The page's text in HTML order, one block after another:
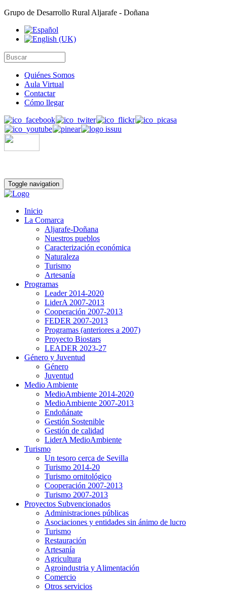
Grupo de Desarrollo Rural Aljarafe - Doñana
Quiénes Somos
Aula Virtual
Contactar
Cómo llegar
Toggle navigation
Inicio
La Comarca
Aljarafe-Doñana
Nuestros pueblos
Caracterización económica
Naturaleza
Turismo
Artesanía
Programas
Leader 2014-2020
LiderA 2007-2013
Cooperación 2007-2013
FEDER 2007-2013
Programas (anteriores a 2007)
Proyecto Biostars
LEADER 2023-27
Género y Juventud
Género
Juventud
Medio Ambiente
MedioAmbiente 2014-2020
MedioAmbiente 2007-2013
Endoñánate
Gestión Sostenible
Gestión de calidad
LiderA MedioAmbiente
Turismo
Un tesoro cerca de Sevilla
Turismo 2014-20
Turismo ornitológico
Cooperación 2007-2013
Turismo 2007-2013
Proyectos Subvencionados
Administraciones públicas
Asociaciones y entidades sin ánimo de lucro
Turismo
Restauración
Artesanía
Agricultura
Agroindustria y Alimentación
Comercio
Otros servicios